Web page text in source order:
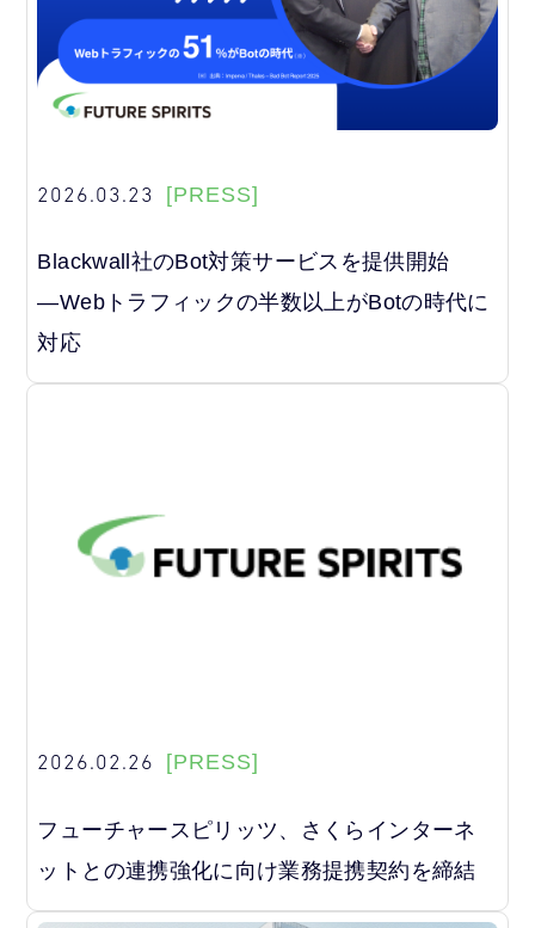
2026.03.23 [PRESS]
Blackwall社のBot対策サービスを提供開始
―Webトラフィックの半数以上がBotの時代に
対応
2026.02.26 [PRESS]
フューチャースピリッツ、さくらインターネ
ットとの連携強化に向け業務提携契約を締結